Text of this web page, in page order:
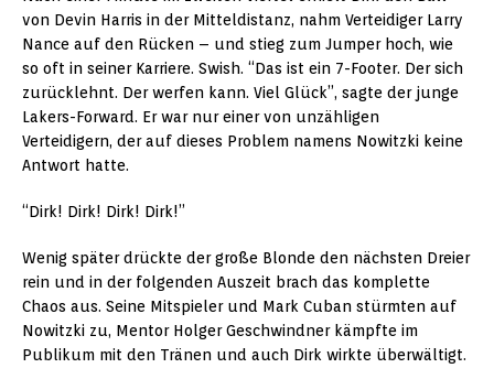
von Devin Harris in der Mitteldistanz, nahm Verteidiger Larry
Nance auf den Rücken – und stieg zum Jumper hoch, wie
so oft in seiner Karriere. Swish. “Das ist ein 7-Footer. Der sich
zurücklehnt. Der werfen kann. Viel Glück”, sagte der junge
Lakers-Forward. Er war nur einer von unzähligen
Verteidigern, der auf dieses Problem namens Nowitzki keine
Antwort hatte.
“Dirk! Dirk! Dirk! Dirk!”
Wenig später drückte der große Blonde den nächsten Dreier
rein und in der folgenden Auszeit brach das komplette
Chaos aus. Seine Mitspieler und Mark Cuban stürmten auf
Nowitzki zu, Mentor Holger Geschwindner kämpfte im
Publikum mit den Tränen und auch Dirk wirkte überwältigt.